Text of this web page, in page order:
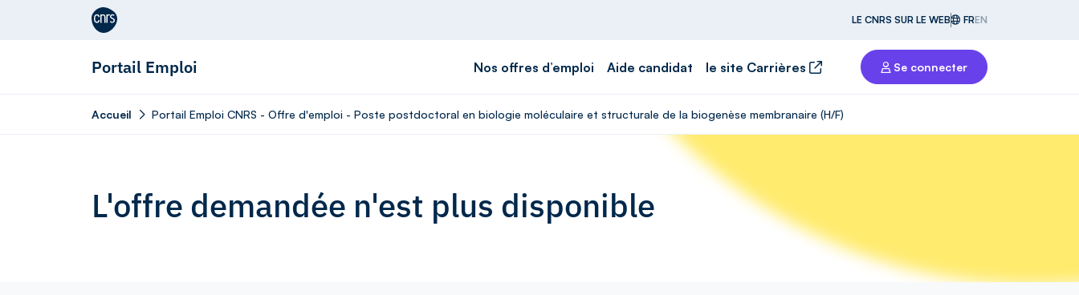
Aller au contenu
LE CNRS SUR LE WEB FREN
Portail Emploi Nos offres d’emploi Aide candidat le site Carrières Se connecter
Accueil Portail Emploi CNRS - Offre d'emploi - Poste postdoctoral en biologie moléculaire et structurale de la biogenèse membranaire (H/F)
L'offre demandée n'est plus disponible